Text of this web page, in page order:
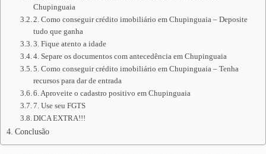
Chupinguaia
2. Como conseguir crédito imobiliário em Chupinguaia – Deposite
tudo que ganha
3. Fique atento a idade
4. Separe os documentos com antecedência em Chupinguaia
5. Como conseguir crédito imobiliário em Chupinguaia – Tenha
recursos para dar de entrada
6. Aproveite o cadastro positivo em Chupinguaia
7. Use seu FGTS
DICA EXTRA!!!
Conclusão